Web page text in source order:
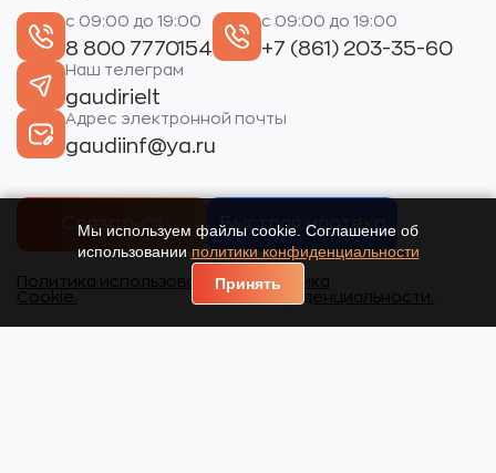
с 09:00 до 19:00
8 800 7770154
с 09:00 до 19:00
+7 (861) 203-35-60
Наш телеграм
gaudirielt
Адрес электронной почты
gaudiinf@ya.ru
Связаться Быстрая ипотека
Политика использования
Cookie.
Политика
конфиденциальности.
Мы используем файлы cookie. Соглашение об
использовании политики конфиденциальности
Принять